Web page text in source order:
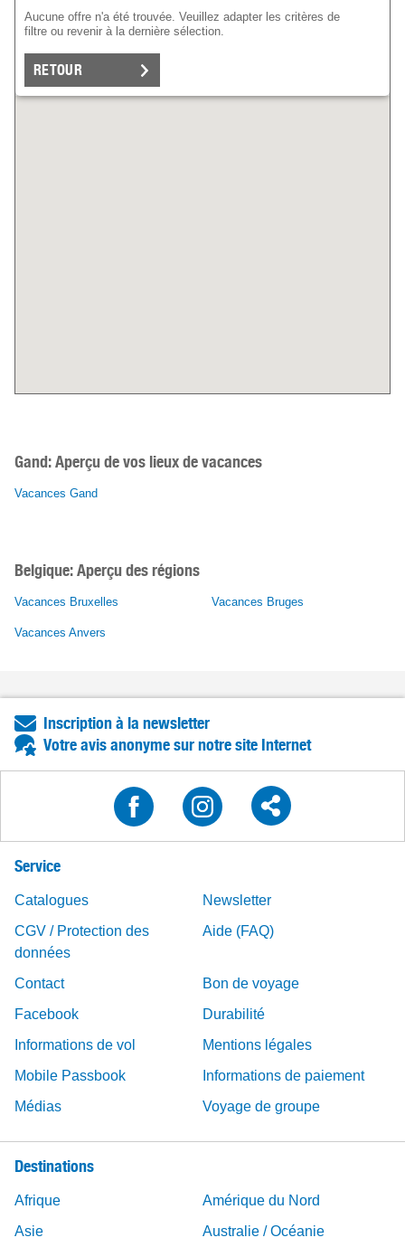
Aucune offre n'a été trouvée. Veuillez adapter les critères de
filtre ou revenir à la dernière sélection.
RETOUR
Gand:Aperçu de vos lieux de vacances
Vacances Gand
Belgique: Aperçu des régions
Vacances Bruxelles Vacances Bruges
Vacances Anvers
Inscription à la newsletter
Votre avis anonyme sur notre site Internet
Service
Catalogues
Newsletter
CGV / Protection des
données
Aide (FAQ)
Contact
Bon de voyage
Facebook
Durabilité
Informations de vol
Mentions légales
Mobile Passbook
Informations de paiement
Médias
Voyage de groupe
Destinations
Afrique
Amérique du Nord
Asie
Australie / Océanie